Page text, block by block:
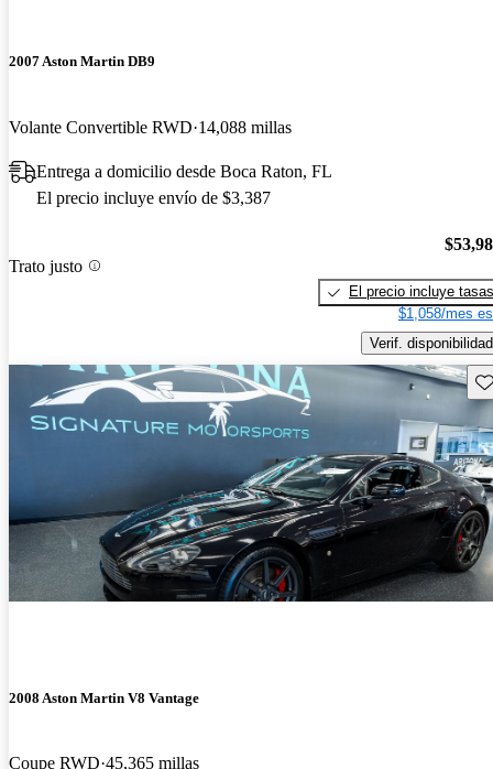
2007 Aston Martin DB9
Volante Convertible RWD 14,088 millas
Entrega a domicilio desde Boca Raton, FL
El precio incluye envío de $3,387
Trato justo
El precio incluye tasas
$1,058/mes
Verif. disponibilidad
2008 Aston Martin V8 Vantage
Coupe RWD 45,365 millas